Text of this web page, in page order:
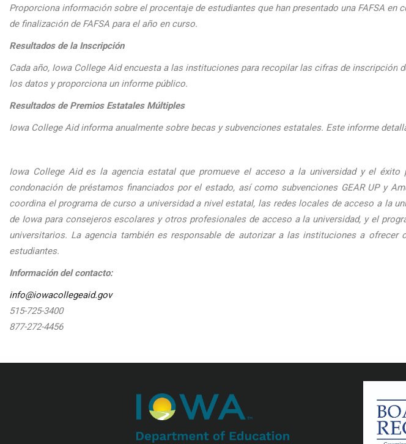
Proporciona información sobre el procentaje de estudiantes que han presentado una FAFSA en
de finalización de FAFSA para el año en curso.
Resultados de la Inscripción
Cada año, Iowa College Aid encuesta a las instituciones para recopilar las cifras de inscripción
los datos y proporciona un informe público.
Resultados de Premios Estatales Múltiples
Iowa College Aid informa anualmente sobre becas y subvenciones estatales. Este informe
Iowa College Aid es la agencia estatal que promueve el acceso a la universidad y el
condonación de préstamos financiados por el estado, así como subvenciones GEAR UP y
coordina el programa de curso a universidad a nivel estatal, las redes locales de acceso a la
de Iowa para consejeros escolares y otros profesionales de acceso a la universidad, y el
universitarios. La agencia también es responsable de autorizar a las instituciones a
estudiantes.
Información del contacto:
info@iowacollegeaid.gov
515-725-3400
877-272-4456